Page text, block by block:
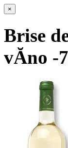
×
Brise
vĂ­no -